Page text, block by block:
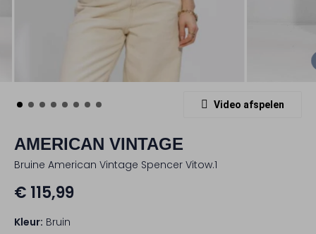
Video afspelen
AMERICAN VINTAGE
Bruine American Vintage Spencer Vitow.1
€ 115,99
Kleur: Bruin